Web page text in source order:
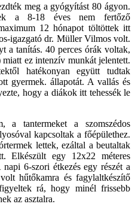
meg a gyógyítást 80 ágyon.
a 8-18 éves nem fertőző
12 hónapot töltöttek itt
igazgató dr. Müller Vilmos volt.
a tanítás. 40 perces órák voltak,
ez intenzív munkát jelentett.
hatékonyan együtt tudtak
gyermek. állapotát. A vallás és
hogy a diákok itt tehessék le
a tantermeket a szomszédos
kapcsoltak a főépülethez.
lettek, ezáltal a beutaltak
Elkészült egy 12x22 méteres
6-szori étkezés egy részét a
hűtőkamra és fagylaltkészítő
rá, hogy minél frissebb
az asztalra.